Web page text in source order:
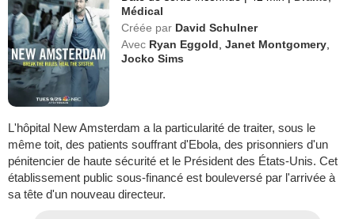
Médical
Créée par David Schulner
Avec Ryan Eggold ,Janet Montgomery
Jocko Sims
L'hôpital New Amsterdam a la particularité de traiter, sous le
même toit, des patients souffrant d'Ebola, des prisonniers d'un
pénitencier de haute sécurité et le Président des États-Unis. Cet
établissement public sous-financé est bouleversé par l'arrivée à
sa tête d'un nouveau directeur.